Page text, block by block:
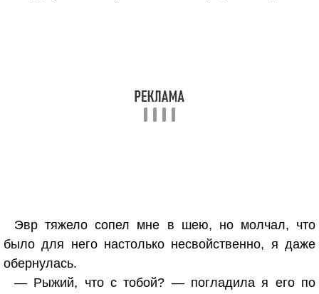
Эвр тяжело сопел мне в шею, но молчал, что
было для него настолько несвойственно, я даже
обернулась.
— Рыжий, что с тобой? — погладила я его по